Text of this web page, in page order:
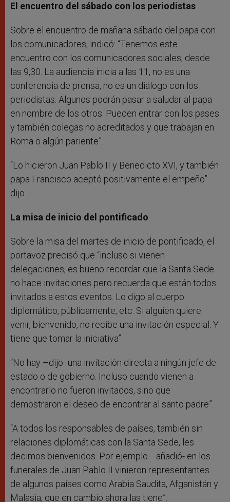
El encuentro del sábado con los periodistas
Sobre el encuentro de mañana sábado del papa con
los comunicadores, indicó: “Tenemos este
encuentro con los comunicadores sociales, desde
las 9,30. La audiencia inicia a las 11, no es una
conferencia de prensa, no es un diálogo con los
periodistas. Algunos podrán pasar a saludar al papa
en nombre de los otros. Pueden entrar con los pases
y también colegas no acreditados y que trabajan en
Roma o algún pariente”.
“Lo hicieron Juan Pablo II y Benedicto XVI, y también
papa Francisco aceptó positivamente el empeño”
dijo.
La misa de inicio del pontificado
Sobre la misa del martes de inicio de pontificado, el
portavoz precisó que “incluso si vienen
delegaciones, es bueno recordar que la Santa Sede
no hace invitaciones pero recuerda que están todos
invitados a estos eventos. Lo digo al cuerpo
diplomático, públicamente, etc. Si alguien quiere
venir, bienvenido, no recibe una invitación especial. Y
tiene que tomar la iniciativa”.
“No hay –dijo- una invitación directa a ningún jefe de
estado o de gobierno. Incluso cuando vienen a
encontrarlo no fueron invitados, sino que
demostraron el deseo de encontrar al santo padre”.
“A todos los responsables de países, también sin
relaciones diplomáticas con la Santa Sede, les
decimos bienvenidos. Por ejemplo –añadió- en los
funerales de Juan Pablo II vinieron representantes
de algunos países como Arabia Saudita, Afganistán y
Malasia, que en cambio ahora las tiene”.